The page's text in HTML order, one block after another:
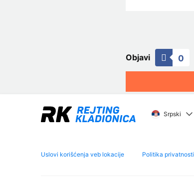
Objavi 0
Srpski
Uslovi korišćenja veb lokacije Politika privatnosti